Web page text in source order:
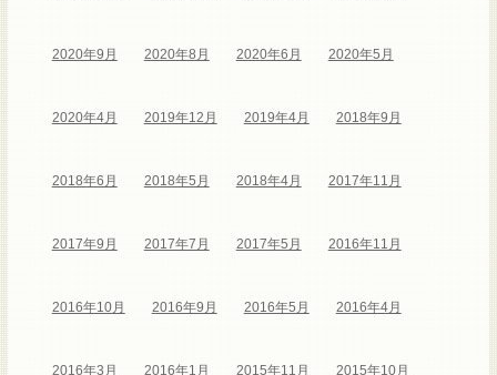
2020年9月 2020年8月 2020年6月 2020年5月
2020年4月 2019年12月 2019年4月 2018年9月
2018年6月 2018年5月 2018年4月 2017年11月
2017年9月 2017年7月 2017年5月 2016年11月
2016年10月 2016年9月 2016年5月 2016年4月
2016年3月 2016年1月 2015年11月 2015年10月